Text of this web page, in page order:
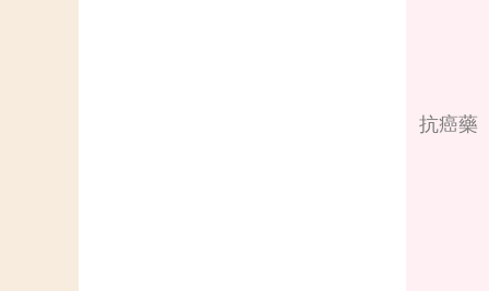
抗癌藥